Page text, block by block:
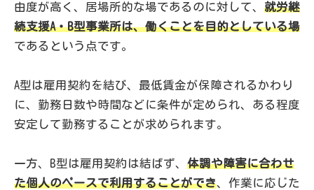
由度が高く、居場所的な場であるのに対して、 就労継
続支援A・B型事業所は、働くことを目的としている場
であるという点です。
A型は雇用契約を結び、最低賃金が保障されるかわり
に、勤務日数や時間などに条件が定められ、ある程度
安定して勤務することが求められます。
一方、B型は雇用契約は結ばず、 体調や障害に合わせ
た個人のペースで利用することができ、作業に応じた